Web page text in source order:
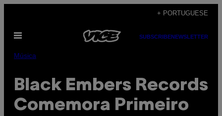
content
+ PORTUGUESE
Open
SUBSCRIBENEWSLETTER
Música
Black Embers Records
Comemora Primeiro